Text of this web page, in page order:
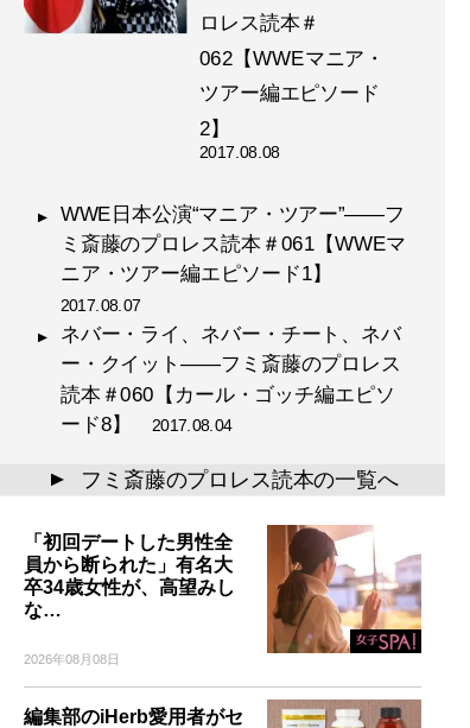
ロレス読本＃
062【WWEマニア・
ツアー編エピソード
2】
2017.08.08
WWE日本公演“マニア・ツアー”――フ
ミ斎藤のプロレス読本＃061【WWEマ
ニア・ツアー編エピソード1】
2017.08.07
ネバー・ライ、ネバー・チート、ネバ
ー・クイット――フミ斎藤のプロレス
読本＃060【カール・ゴッチ編エピソ
ード8】 2017.08.04
▲ フミ斎藤のプロレス読本の一覧へ
「初回デートした男性全
員から断られた」有名大
卒34歳女性が、高望みし
な…
2026年08月08日
編集部のiHerb愛用者がセ